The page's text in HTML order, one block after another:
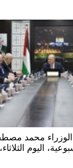
محمد
اليوم